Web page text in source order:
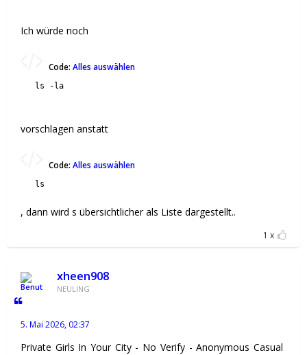
Ich würde noch
Code: Alles auswählen
ls -la
vorschlagen anstatt
Code: Alles auswählen
ls
, dann wird s übersichtlicher als Liste dargestellt..
1
xheen908
NEULING
5. Mai 2026, 02:37
Private Girls In Your City - No Verify - Anonymous Casual